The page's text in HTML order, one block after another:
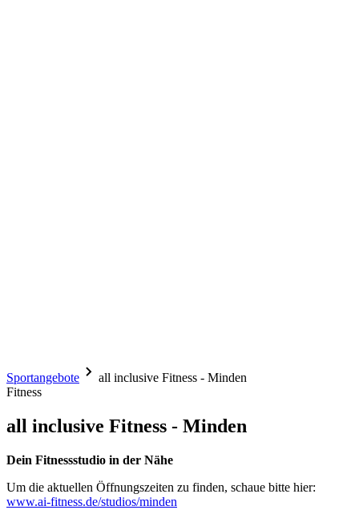
Sportangebote
all inclusive Fitness - Minden
Fitness
all inclusive Fitness - Minden
Dein Fitnessstudio in der Nähe
Um die aktuellen Öffnungszeiten zu finden, schaue bitte hier:
www.ai-fitness.de/studios/minden